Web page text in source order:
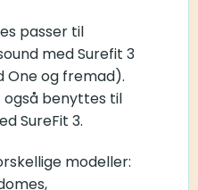
passer til
med Surefit 3
One og fremad).
også benyttes til
SureFit 3.
modeller: